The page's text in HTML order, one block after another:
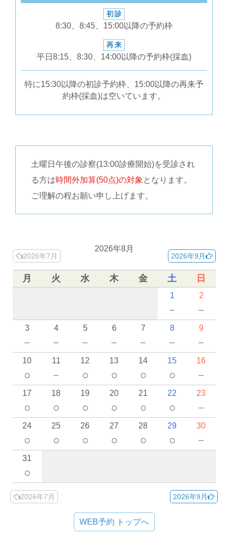
初診
8:30、8:45、15:00以降の予約枠
再来
平日8:15、8:30、14:00以降の予約枠(採血)
特に15:30以降の初診予約枠、15:00以降の再来予
約枠(採血)は空いています。
土曜日午後の診察(13:00診療開始)を受診され
る方は時間外加算(50点)の対象 となります。
ご理解の程お願い申し上げます。
2026年8月
2026年7月 2026年9月
月 火 水 木 金 土 日
1
－
2
－
3
－
4
－
5
－
6
－
7
－
8
－
9
－
10
○
11
－
12
○
13
○
14
○
15
○
16
－
17
○
18
○
19
○
20
○
21
○
22
○
23
－
24
○
25
○
26
○
27
○
28
○
29
○
30
－
31
○
2026年7月 2026年9月
WEB予約 トップへ